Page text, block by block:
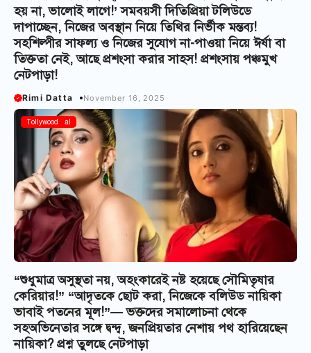
হয় না, ভালোই লাগে!’ সমবয়সী দিতিপ্রিয়া টলিউডে
দাপাচ্ছেন, নিজের অবস্থান নিয়ে তিথির নির্ভীক মন্তব্য!
সহশিল্পীর সাফল্য ও নিজের সুযোগ না-পাওয়া নিয়ে ঈর্ষা বা
তিক্ততা নেই, আছে প্রশংসা করার সাহস! প্রশংসায় পঞ্চমুখ
নেটপাড়া!
Rimi Datta November 16, 2025
Bangla Serial
Tollywood
“শুধুমাত্র অসুস্থতা নয়, অহংকারেই নষ্ট হয়েছে সৌমিতৃষার
কেরিয়ার!” “আদৃতকে ছোট করা, নিজেকে বলিউড নায়িকা
ভাবাই পতনের মূল!”— ভক্তদের সমালোচনা থেকে
সহঅভিনেতার সঙ্গে দ্বন্দ্ব, জনপ্রিয়তার নেশায় পথ হারিয়েছেন
নায়িকা? প্রশ্ন তুলছে নেটপাড়া